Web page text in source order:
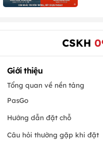
CSKH
Giới thiệu
Tổng quan về nền tảng
PasGo
Hướng dẫn đặt chỗ
Câu hỏi thường gặp khi đặt